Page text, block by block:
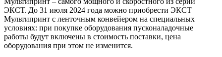
ЭКСТ. До 31 июля 2024 года можно приобрести ЭКСТ
Мультипринт с ленточным конвейером на специальных
условиях: при покупке оборудования пусконаладочные
работы будут включены в стоимость поставки, цена
оборудования при этом не изменится.